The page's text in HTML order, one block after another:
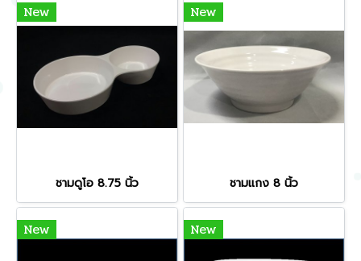
New
ชามดูโอ 8.75 นิ้ว
New
ชามแกง 8 นิ้ว
New New